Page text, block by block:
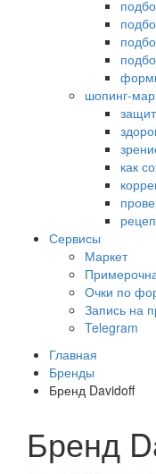
шопинг-
как
Сервисы
Маркет
Очки по
Запись на
Telegram
Главная
Бренды
Бренд Davidoff
Бренд